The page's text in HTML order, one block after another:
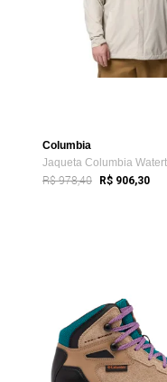
Columbia
R$ 978,40 R$ 906,30